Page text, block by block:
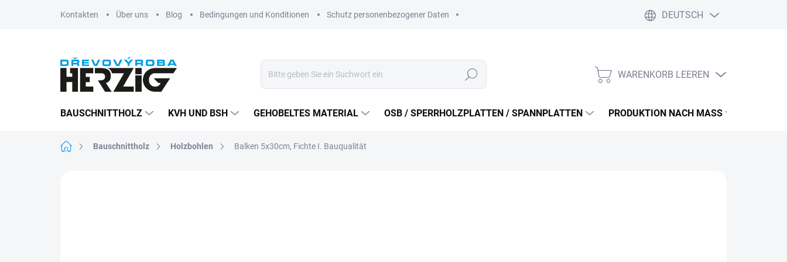
Kontakten Über uns Blog Bedingungen und Konditionen Schutz personenbezogener Daten DEUTSCH
Suchen WARENKORB
WARENKORB LEEREN
BAUSCHNITTHOLZ KVH UND BSH GEHOBELTES MATERIAL OSB / SPERRHOLZPLATTEN / SPANNPLATTEN PRODUKTION NACH MASS
StartseiteBauschnittholz Holzbohlen Balken 5x30cm, Fichte I. Bauqualität